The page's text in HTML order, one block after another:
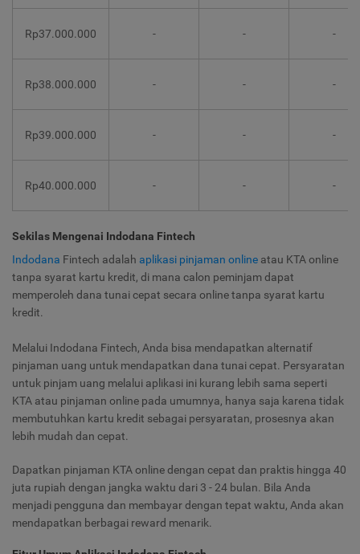
Rp37.000.000 - - -
Rp38.000.000 - - -
Rp39.000.000 - - -
Rp40.000.000 - - -
Sekilas Mengenai Indodana Fintech
Indodana Fintech adalah aplikasi pinjaman online atau KTA online
tanpa syarat kartu kredit, di mana calon peminjam dapat
memperoleh dana tunai cepat secara online tanpa syarat kartu
kredit.
Melalui Indodana Fintech, Anda bisa mendapatkan alternatif
pinjaman uang untuk mendapatkan dana tunai cepat. Persyaratan
untuk pinjam uang melalui aplikasi ini kurang lebih sama seperti
KTA atau pinjaman online pada umumnya, hanya saja karena tidak
membutuhkan kartu kredit sebagai persyaratan, prosesnya akan
lebih mudah dan cepat.
Dapatkan pinjaman KTA online dengan cepat dan praktis hingga 40
juta rupiah dengan jangka waktu dari 3 - 24 bulan. Bila Anda
menjadi pengguna dan membayar dengan tepat waktu, Anda akan
mendapatkan berbagai reward menarik.